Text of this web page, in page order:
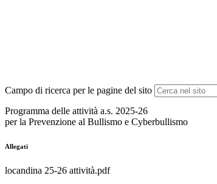
Campo di ricerca per le pagine del sito
Programma delle attività a.s. 2025-26
per la Prevenzione al Bullismo e Cyberbullismo
Allegati
locandina 25-26 attività.pdf